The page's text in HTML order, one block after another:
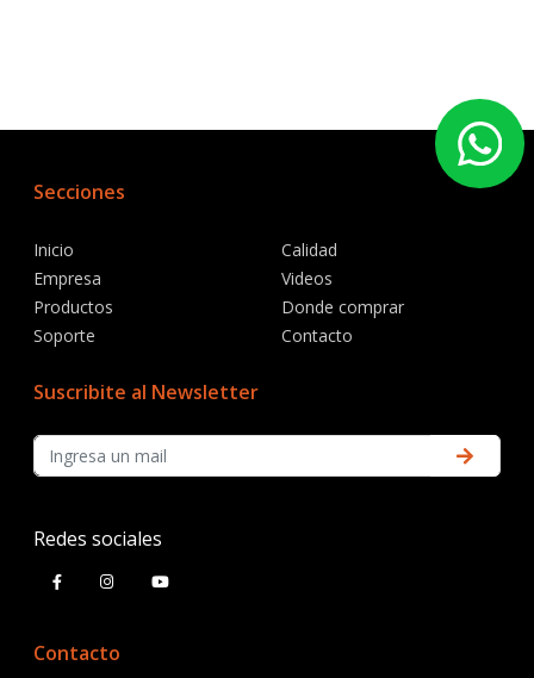
Secciones
Inicio
Empresa
Productos
Soporte
Calidad
Videos
Donde comprar
Contacto
Suscribite al Newsletter
Redes sociales
Contacto